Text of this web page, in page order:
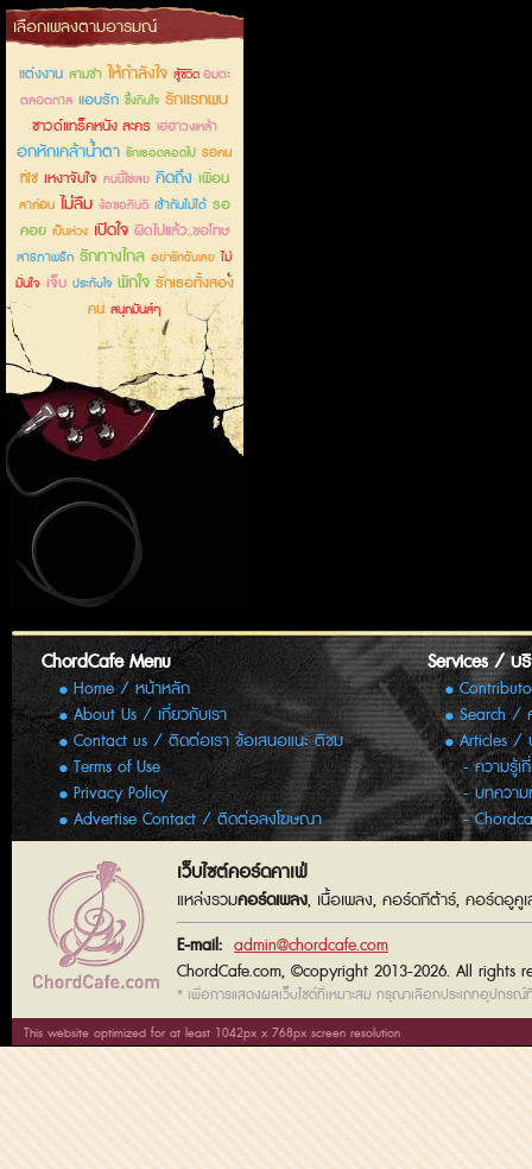
คาเฟ่เด็กลำลูกกา
เลือกเพลงตามอารมณ์
แต่งงาน สามช่า ให้กำลังใจ สู้ชีวิตอมตะ
ตลอดกาล แอบรัก ซึ้งกินใจ รักแรกพบ
ซาวด์แทร็คหนัง ละคร เฮฮาวงเหล้า
อกหักเคล้าน้ำตา รักเธอตลอดไป รอคน
ที่ใช่ เหงาจับใจ คนนี้ใช่เลย คิดถึง เพื่อน
ลาก่อน ไม่ลืม ง้อขอคืนดี เข้ากันไม่ได้ รอ
คอย เป็นห่วง เปิดใจ ผิดไปแล้ว..ขอโทษ
สารภาพรัก รักทางไกล อย่ารักฉันเลย ไม่
มั่นใจ เจ็บ ประทับใจ พักใจ รักเธอทั้งสอง
คน สนุกมันส์ๆ
ChordCafe Menu
Home / หน้าหลัก
About Us / เกี่ยวกับเรา
Contact us / ติดต่อเรา ข้อเสนอแนะ ติชม
Terms of Use
Privacy Policy
Advertise Contact / ติดต่อลงโฆษณา
Services / บ
Search /
Articles /
ความรู้
บทความ
เว็บไซต์คอร์ดคาเฟ่
แหล่งรวมคอร์ดเพลง, เนื้อเพลง, คอร์ดกีต้าร์, คอร์ดอูคู
E-mail: admin@chordcafe.com
ChordCafe.com, ©copyright 2013-2026. All rights
* เพื่อการแสดงผลเว็บไซต์ที่เหมาะสม กรุณาเลือกประเภทอุปกรณ์
This website optimized for at least 1042px x 768px screen resolution